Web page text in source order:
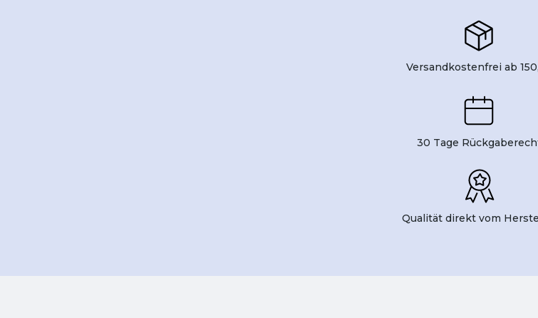
Versandkostenfrei ab
30 Tage
Qualität direkt vom